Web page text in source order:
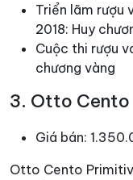
Triển lãm rượu
2018: Huy
Cuộc thi rượu
chương vàng
3. Otto Cento
Giá bán:
Otto Cento